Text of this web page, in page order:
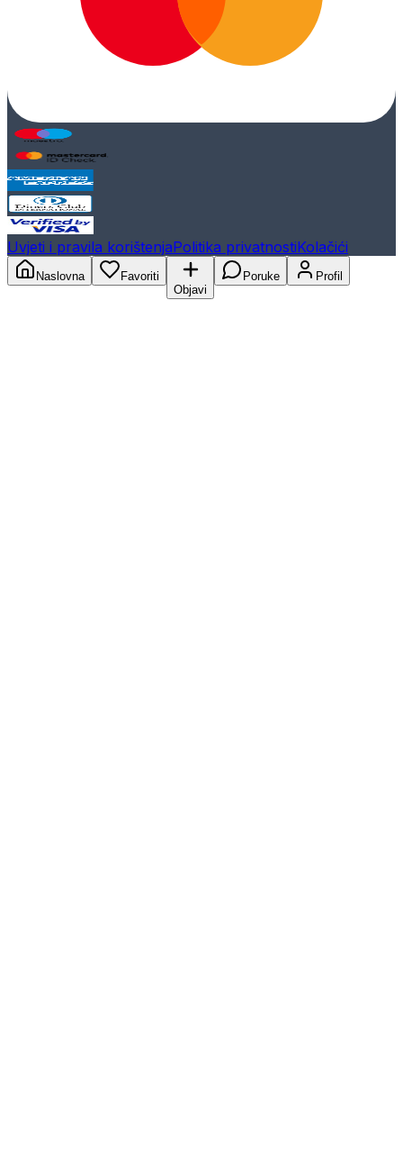
Uvjeti i pravila korištenjaPolitika privatnostiKolačići
Naslovna
Favoriti
Objavi
Poruke Profil